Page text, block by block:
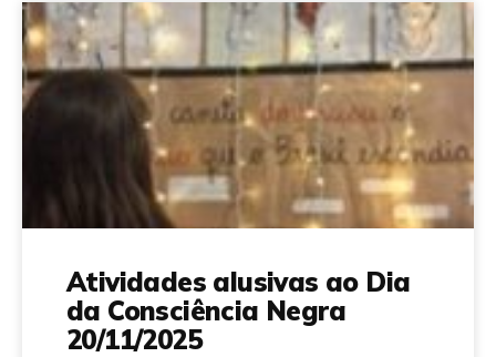
Atividades alusivas ao Dia
da Consciência Negra
20/11/2025